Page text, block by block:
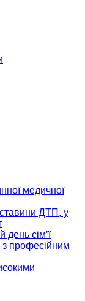
медичної
ДТП, у
сім’ї
з професійним